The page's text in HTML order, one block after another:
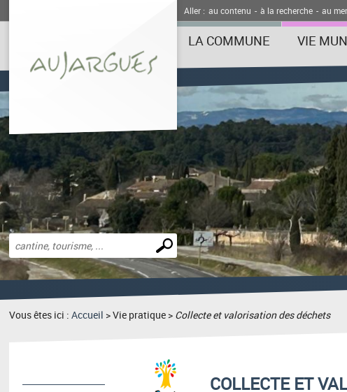
Aller : au contenu - à la recherche - au
LA COMMUNE VIE
Effectuer
une
recherche
Vous êtes ici :Accueil > Vie pratique > Collecte et valorisation des déchets
COLLECTE ET